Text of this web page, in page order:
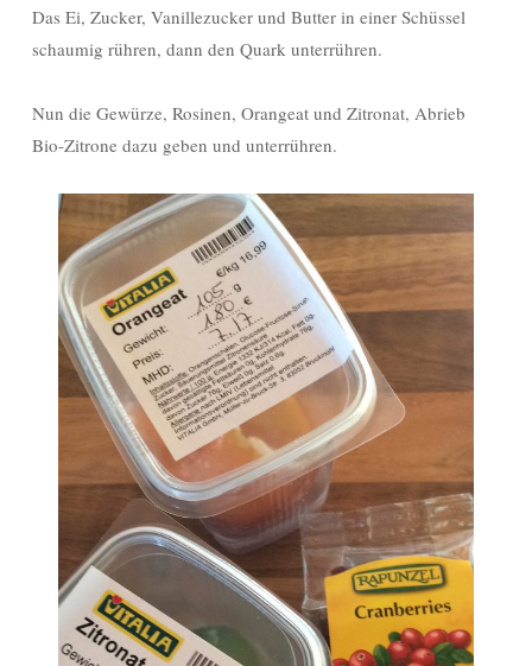
Das Ei, Zucker, Vanillezucker und Butter in einer Schüssel
schaumig rühren, dann den Quark unterrühren.
Nun die Gewürze, Rosinen, Orangeat und Zitronat, Abrieb
Bio-Zitrone dazu geben und unterrühren.